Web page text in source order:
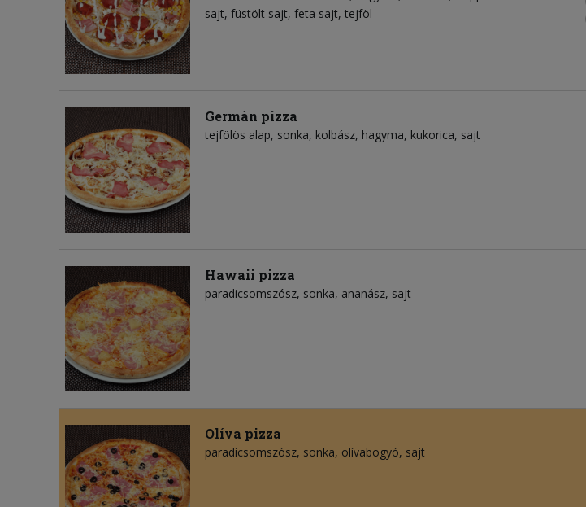
sajt füstölt sajt feta sajt tejföl
Germán pizza
tejfölös alap sonka kolbász hagyma kukorica sajt
Hawaii pizza
paradicsomszósz sonka ananász sajt
Olíva pizza
paradicsomszósz sonka olívabogyó sajt